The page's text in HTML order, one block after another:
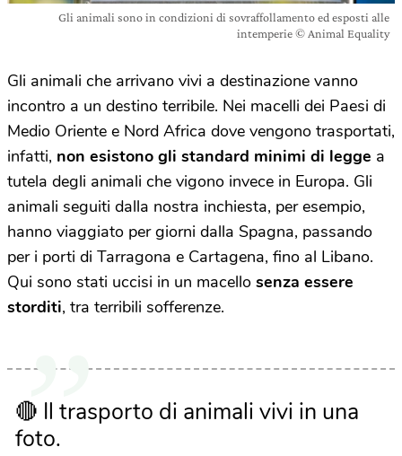
Gli animali sono in condizioni di sovraffollamento ed esposti alle
intemperie © Animal Equality
Gli animali che arrivano vivi a destinazione vanno
incontro a un destino terribile. Nei macelli dei Paesi di
Medio Oriente e Nord Africa dove vengono trasportati,
infatti, non esistono gli standard minimi di legge a
tutela degli animali che vigono invece in Europa. Gli
animali seguiti dalla nostra inchiesta, per esempio,
hanno viaggiato per giorni dalla Spagna, passando
per i porti di Tarragona e Cartagena, fino al Libano.
Qui sono stati uccisi in un macello senza essere
storditi, tra terribili sofferenze.
🔴 Il trasporto di animali vivi in una
foto.